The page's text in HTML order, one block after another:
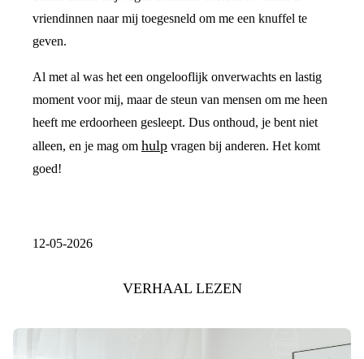
vriendinnen naar mij toegesneld om me een knuffel te
geven.
Al met al was het een ongelooflijk onverwachts en lastig
moment voor mij, maar de steun van mensen om me heen
heeft me erdoorheen gesleept. Dus onthoud, je bent niet
alleen, en je mag om hulp vragen bij anderen. Het komt
goed!
12-05-2026
VERHAAL LEZEN